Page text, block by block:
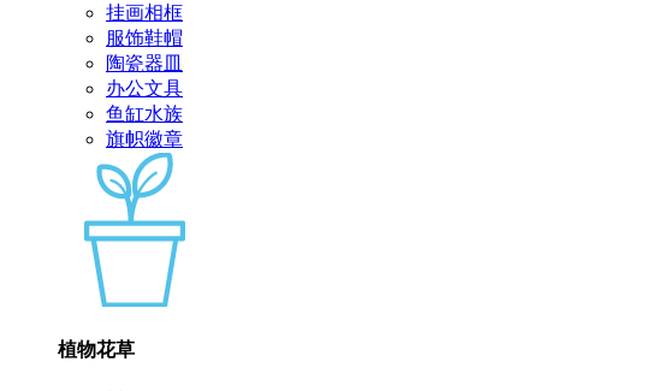
挂画相框
服饰鞋帽
陶瓷器皿
办公文具
鱼缸水族
旗帜徽章
植物花草